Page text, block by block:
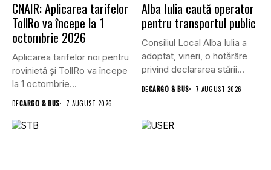
CNAIR: Aplicarea tarifelor
TollRo va începe la 1
octombrie 2026
Aplicarea tarifelor noi pentru
rovinietă și TollRo va începe
la 1 octombrie...
DECARGO & BUS 7 AUGUST 2026
Alba Iulia caută operator
pentru transportul public
Consiliul Local Alba Iulia a
adoptat, vineri, o hotărâre
privind declararea stării...
DECARGO & BUS 7 AUGUST 2026